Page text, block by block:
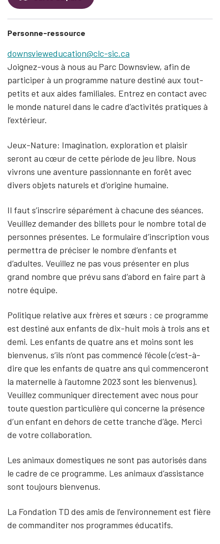
Personne-ressource
downsvieweducation@clc-sic.ca
Joignez-vous à nous au Parc Downsview, afin de
participer à un programme nature destiné aux tout-
petits et aux aides familiales. Entrez en contact avec
le monde naturel dans le cadre d’activités pratiques à
l’extérieur.
Jeux-Nature: Imagination, exploration et plaisir
seront au cœur de cette période de jeu libre. Nous
vivrons une aventure passionnante en forêt avec
divers objets naturels et d’origine humaine.
Il faut s’inscrire séparément à chacune des séances.
Veuillez demander des billets pour le nombre total de
personnes présentes. Le formulaire d’inscription vous
permettra de préciser le nombre d’enfants et
d’adultes. Veuillez ne pas vous présenter en plus
grand nombre que prévu sans d’abord en faire part à
notre équipe.
Politique relative aux frères et sœurs : ce programme
est destiné aux enfants de dix-huit mois à trois ans et
demi. Les enfants de quatre ans et moins sont les
bienvenus, s’ils n’ont pas commencé l’école (c’est-à-
dire que les enfants de quatre ans qui commenceront
la maternelle à l’automne 2023 sont les bienvenus).
Veuillez communiquer directement avec nous pour
toute question particulière qui concerne la présence
d’un enfant en dehors de cette tranche d’âge. Merci
de votre collaboration.
Les animaux domestiques ne sont pas autorisés dans
le cadre de ce programme. Les animaux d’assistance
sont toujours bienvenus.
La Fondation TD des amis de l’environnement est fière
de commanditer nos programmes éducatifs.